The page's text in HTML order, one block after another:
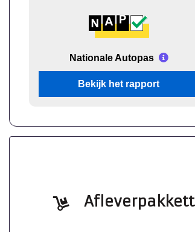
Nationale Autopas
Bekijk het rapport